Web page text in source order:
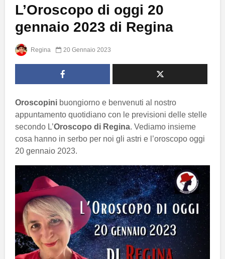
L’Oroscopo di oggi 20
gennaio 2023 di Regina
Regina 20 Gennaio 2023
Oroscopini buongiorno e benvenuti al nostro
appuntamento quotidiano con le previsioni delle stelle
secondo L’Oroscopo di Regina. Vediamo insieme
cosa hanno in serbo per noi gli astri e l’oroscopo oggi
20 gennaio 2023.